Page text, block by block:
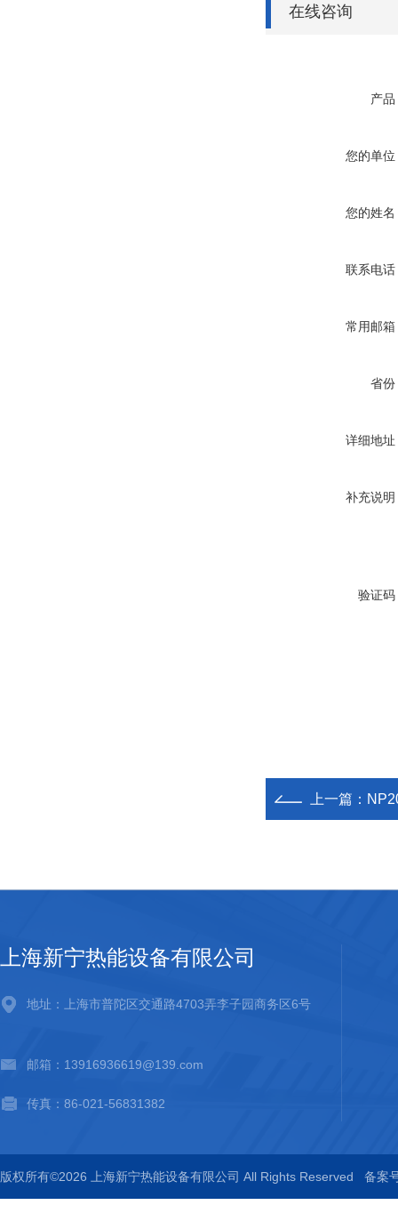
在线咨询
产品
您的单位
您的姓名
联系电话
常用邮箱
省份
详细地址
补充说明
验证码
上一篇：
上海新宁热能设备有限公司
地址：上海市普陀区交通路4703弄李子园商务区6号
邮箱：13916936619@139.com
传真：86-021-56831382
版权所有©2026 上海新宁热能设备有限公司 All Rights Reserved 备案